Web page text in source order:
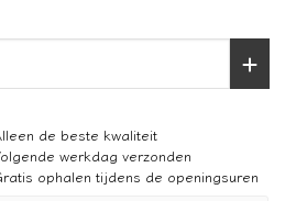
de beste kwaliteit
werkdag verzonden
ophalen tijdens de openingsuren